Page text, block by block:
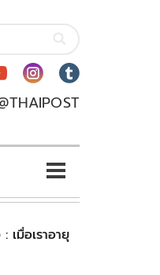
: เมื่อเราอายุ